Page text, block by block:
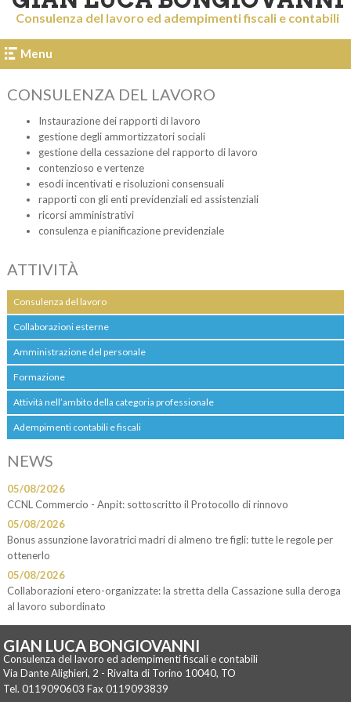
Consulenza del lavoro ed adempimenti fiscali e contabili
Menu
CONSULENZA DEL LAVORO
Instaurazione dei rapporti di lavoro
gestione degli ammortizzatori sociali
gestione della cessazione del rapporto di lavoro
contenzioso e vertenze
esodi incentivati e risoluzioni consensuali
rapporti con gli enti previdenziali ed assistenziali
ricorsi amministrativi
consulenza e pianificazione previdenziale
ATTIVITÀ
Consulenza del lavoro
Collaborazioni esterne
Amministrazione del personale
Formazione
Attività nell’ambito della categoria professionale
Adempimenti contabili e fiscali
NEWS
05/08/2026
CCNL Commercio - Anpit: sottoscritto il Protocollo di rinnovo
05/08/2026
Bonus assunzione lavoratrici madri di almeno tre figli: tutte le regole per
ottenerlo
05/08/2026
Collaborazioni etero-organizzate: la stretta della Cassazione sulla deroga
al lavoro subordinato
GIAN LUCA BONGIOVANNI
Consulenza del lavoro ed adempimenti fiscali e contabili
Via Dante Alighieri, 2 -Rivalta di Torino 10040, TO
Tel.0119090603 Fax0119093839